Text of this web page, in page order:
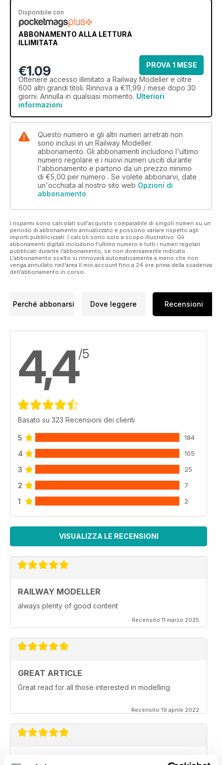
Disponibile con
ABBONAMENTO ALLA LETTURA
ILLIMITATA
€1.09
PROVA 1 MESE
Ottenere accesso illimitato a Railway Modeller e oltre
600 altri grandi titoli. Rinnova a €11,99 / mese dopo 30
giorni. Annulla in qualsiasi momento. Ulteriori
informazioni
Questo numero e gli altri numeri arretrati non
sono inclusi in un Railway Modeller
abbonamento. Gli abbonamenti includono l'ultimo
numero regolare e i nuovi numeri usciti durante
l'abbonamento e partono da un prezzo minimo
di €5,00 per numero . Se volete abbonarvi, date
un'occhiata al nostro sito web Opzioni di
abbonamento
I risparmi sono calcolati sull'acquisto comparabile di singoli numeri su un
periodo di abbonamento annualizzato e possono variare rispetto agli
importi pubblicizzati. I calcoli sono solo a scopo illustrativo. Gli
abbonamenti digitali includono l'ultimo numero e tutti i numeri regolari
pubblicati durante l'abbonamento, se non diversamente indicato.
L'abbonamento scelto si rinnoverà automaticamente a meno che non
venga annullato nell'area Il mio account fino a 24 ore prima della scadenza
dell'abbonamento in corso.
Perché abbonarsi Dove leggere Recensioni
4,4/5
Basato su 323 Recensioni dei clienti
5 184
4 105
3 25
2 7
1 2
VISUALIZZA LE RECENSIONI
RAILWAY MODELLER
always plenty of good content
Recensito 11 marzo 2025
GREAT ARTICLE
Great read for all those interested in modelling
Recensito 19 aprile 2022